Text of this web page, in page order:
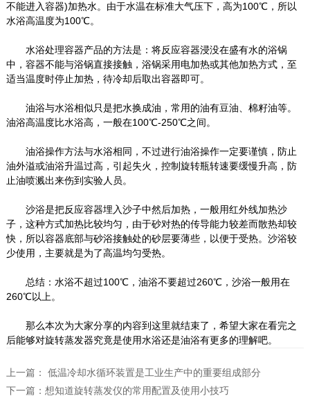
不能进入容器)加热水。由于水温在标准大气压下，高为100℃，所以
水浴高温度为100℃。
水浴处理容器产品的方法是：将反应容器浸没在盛有水的浴锅
中，容器不能与浴锅直接接触，浴锅采用电加热或其他加热方式，至
适当温度时停止加热，待冷却后取出容器即可。
油浴与水浴相似只是把水换成油，常用的油有豆油、棉籽油等。
油浴高温度比水浴高，一般在100℃-250℃之间。
油浴操作方法与水浴相同，不过进行油浴操作一定要谨慎，防止
油外溢或油浴升温过高，引起失火，控制旋转瓶转速要缓慢升高，防
止油喷溅出来伤到实验人员。
沙浴是把反应容器埋入沙子中然后加热，一般用红外线加热沙
子，这种方式加热比较均匀，由于砂对热的传导能力较差而散热却较
快，所以容器底部与砂浴接触处的砂层要薄些，以便于受热。沙浴较
少使用，主要就是为了高温均匀受热。
总结：水浴不超过100℃，油浴不要超过260℃，沙浴一般用在
260℃以上。
那么本次为大家分享的内容到这里就结束了，希望大家在看完之
后能够对旋转蒸发器究竟是使用水浴还是油浴有更多的理解吧。
上一篇：
低温冷却水循环装置是工业生产中的重要组成部分
下一篇： 想知道旋转蒸发仪的常用配置及使用小技巧